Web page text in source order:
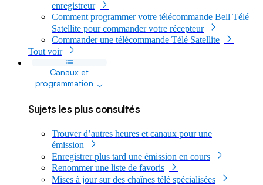
enregistreur
Comment programmer votre télécommande Bell Télé
Satellite pour commander votre récepteur
Commander une télécommande Télé Satellite
Tout voir
Canaux et
programmation
Sujets les plus consultés
Trouver d’autres heures et canaux pour une
émission
Enregistrer plus tard une émission en cours
Renommer une liste de favoris
Mises à jour sur des chaînes télé spécialisées